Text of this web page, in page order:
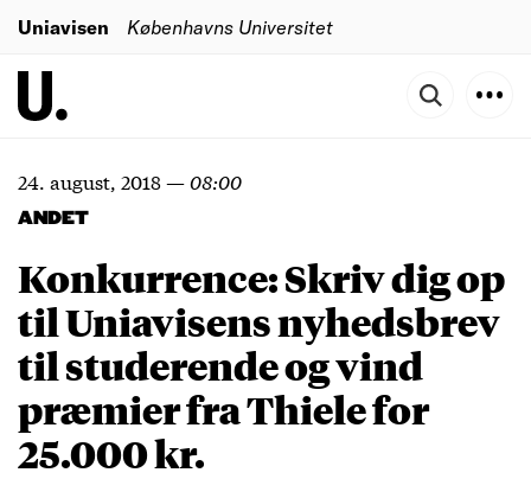
Uniavisen Københavns Universitet
24. august, 2018—08:00
ANDET
Konkurrence: Skriv dig op
til Uniavisens nyhedsbrev
til studerende og vind
præmier fra Thiele for
25.000 kr.